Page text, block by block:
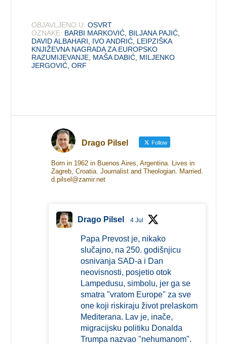
OBJAVLJENO U: OSVRT
OZNAKE: BARBI MARKOVIĆ BILJANA PAJIĆ
DAVID ALBAHARI
IVO ANDRIĆ LEIPZIŠKA
KNJIŽEVNA NAGRADA ZA EUROPSKO
RAZUMIJEVANJE MAŠA DABIĆ MILJENKO
JERGOVIĆ ,ORF
Drago Pilsel Follow
Born in 1962 in Buenos Aires, Argentina. Lives in
Zagreb, Croatia. Journalist and Theologian. Married.
d.pilsel@zamir.net
Drago Pilsel 4 Jul
Papa Prevost je, nikako
slučajno, na 250. godišnjicu
osnivanja SAD-a i Dan
neovisnosti, posjetio otok
Lampedusu, simbolu, jer ga se
smatra "vratom Europe" za sve
one koji riskiraju život prelaskom
Mediterana. Lav je, inače,
migracijsku politiku Donalda
Trumpa nazvao "nehumanom".